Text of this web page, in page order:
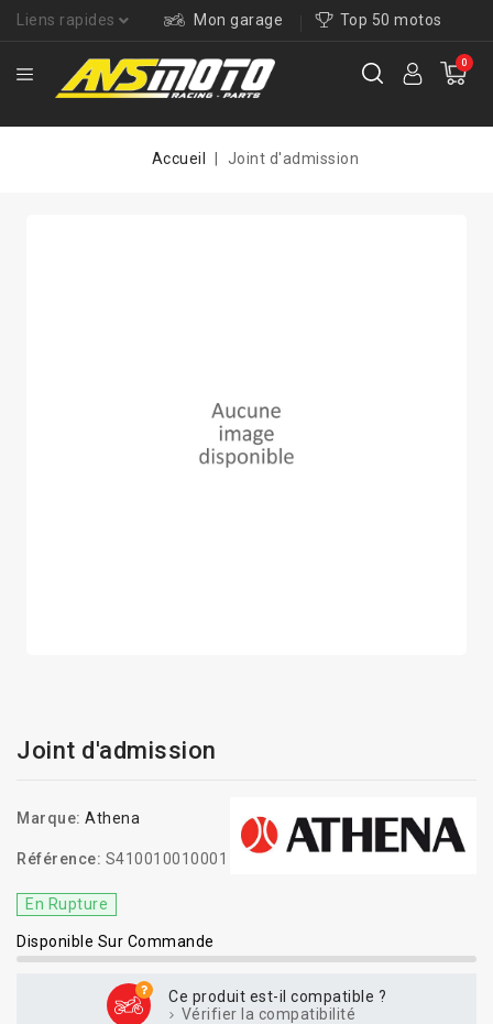
Liens rapides Mon garage Top 50 motos
0
Accueil Joint d'admission
Joint d'admission
Marque: Athena
Référence: S410010010001
En Rupture
Disponible Sur Commande
Ce produit est-il compatible ?
Vérifier la compatibilité